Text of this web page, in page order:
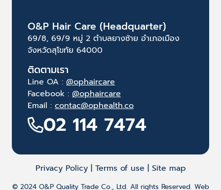
O&P Hair Care (Headquarter)
69/8, 69/9 หมู่ 2 ตำบลยางซ้าย อำเภอเมือง
จังหวัดสุโขทัย 64000
ติดตามเรา
Line OA : @ophaircare
Facebook : @ophaircare
Email : contac@ophealth.co
02 114 7474
Privacy Policy | Terms of use | Site map
© 2024 O&P Quality Trade Co., Ltd. All rights Reserved. Web